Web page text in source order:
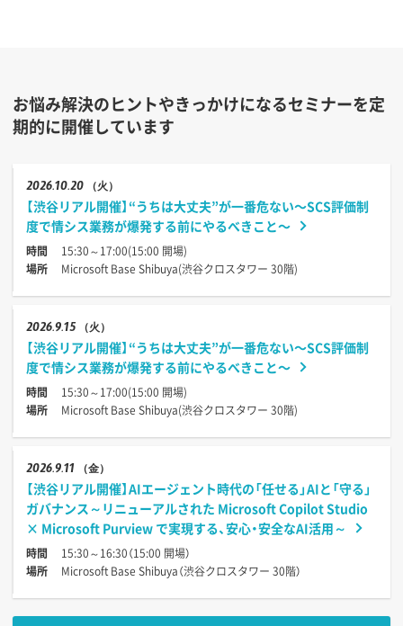
お悩み解決のヒントやきっかけになるセミナーを定
期的に開催しています
202610.20 （火）
【渋谷リアル開催】“うちは大丈夫”が一番危ない〜SCS評価制
度で情シス業務が爆発する前にやるべきこと〜
時間
15:30～17:00(15:00 開場)
場所
Microsoft Base Shibuya(渋谷クロスタワー 30階)
20269.15 （火）
【渋谷リアル開催】“うちは大丈夫”が一番危ない〜SCS評価制
度で情シス業務が爆発する前にやるべきこと〜
時間
15:30～17:00(15:00 開場)
場所
Microsoft Base Shibuya(渋谷クロスタワー 30階)
20269.11 （金）
【渋谷リアル開催】AIエージェント時代の「任せる」AIと「守る」
ガバナンス～リニューアルされた Microsoft Copilot Studio
× Microsoft Purview で実現する、安心・安全なAI活用～
時間
15:30～16:30（15:00 開場）
場所
Microsoft Base Shibuya（渋谷クロスタワー 30階）